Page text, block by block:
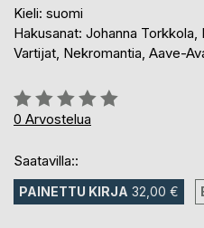
Kieli: suomi
Hakusanat: Johanna
Vartijat, Nekromantia, Aave-
Arvostelu::
0%
0 Arvostelua
Saatavilla::
PAINETTU KIRJA 32,00 €